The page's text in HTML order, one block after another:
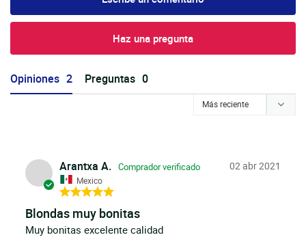
Haz una pregunta
Opiniones Preguntas
02 abr 2021
Arantxa A.
Mexico
Blondas muy bonitas
Muy bonitas excelente calidad